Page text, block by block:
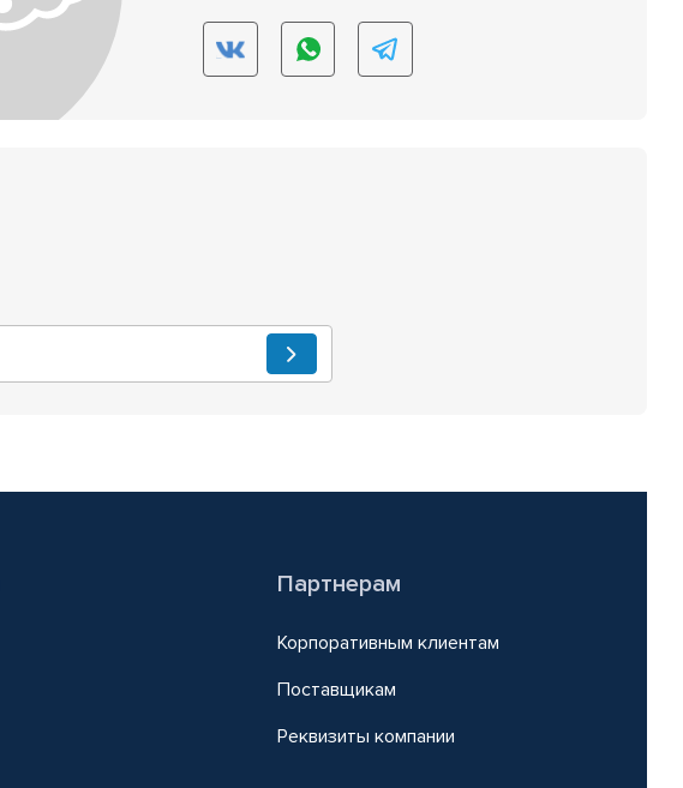
Партнерам
Корпоративным клиентам
Поставщикам
Реквизиты компании